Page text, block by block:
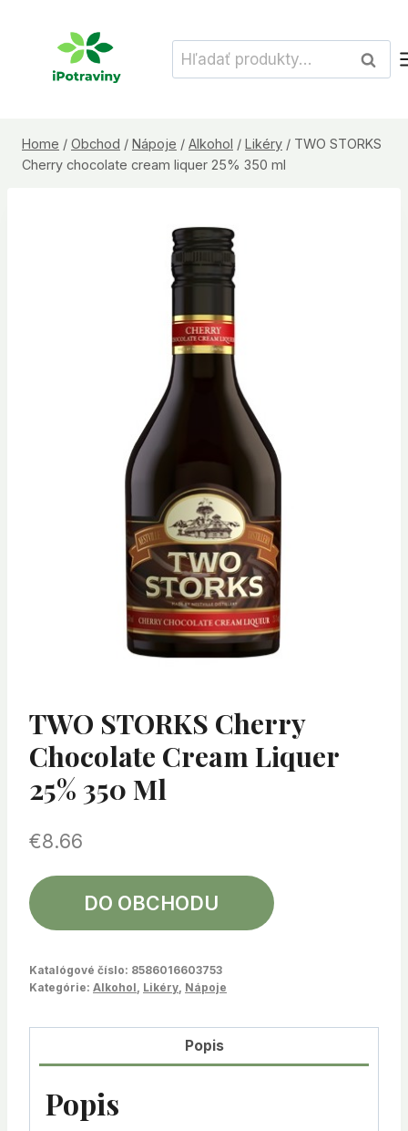
Hľadať:
Home / Obchod / Nápoje / Alkohol / Likéry / TWO STORKS
Cherry chocolate cream liquer 25% 350 ml
TWO STORKS Cherry
Chocolate Cream Liquer
25% 350 Ml
€8.66
DO OBCHODU
Katalógové číslo: 8586016603753
Kategórie: Alkohol Likéry Nápoje
Popis
Popis